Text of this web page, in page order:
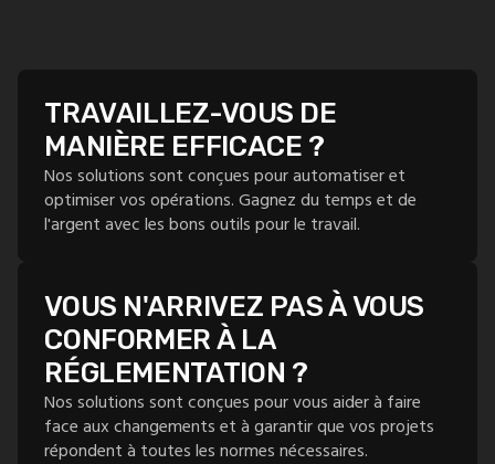
TRAVAILLEZ-VOUS DE
MANIÈRE EFFICACE ?
Nos solutions sont conçues pour automatiser et
optimiser vos opérations. Gagnez du temps et de
l'argent avec les bons outils pour le travail.
VOUS N'ARRIVEZ PAS À VOUS
CONFORMER À LA
RÉGLEMENTATION ?
Nos solutions sont conçues pour vous aider à faire
face aux changements et à garantir que vos projets
répondent à toutes les normes nécessaires.